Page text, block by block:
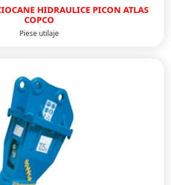
HIDRAULICE PICON ATLAS
COPCO
Piese utilaje